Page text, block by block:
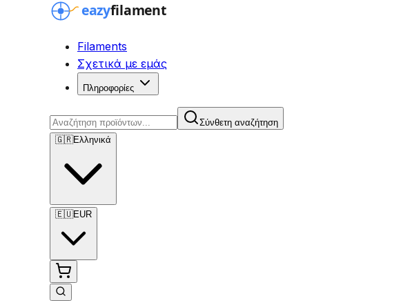
Filaments
Σχετικά με εμάς
Πληροφορίες
Σύνθετη αναζήτηση
🇬🇷Ελληνικά
🇪🇺EUR